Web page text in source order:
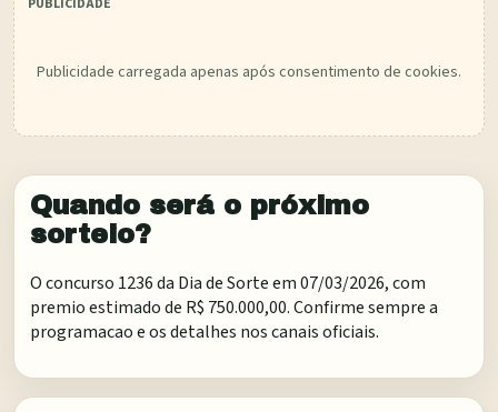
Publicidade carregada apenas após consentimento de cookies.
Quando será o próximo
sorteio?
O concurso 1236 da Dia de Sorte em 07/03/2026, com
premio estimado de R$ 750.000,00. Confirme sempre a
programacao e os detalhes nos canais oficiais.